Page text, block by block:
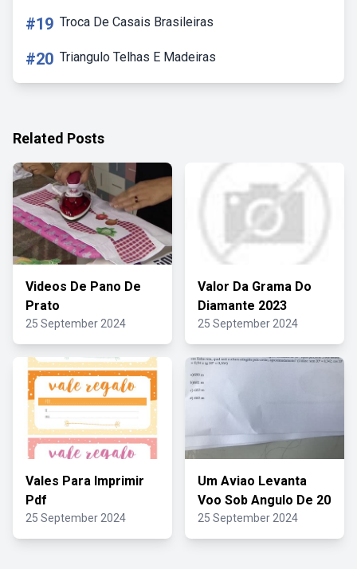
#19 Troca De Casais Brasileiras
#20 Triangulo Telhas E Madeiras
Related Posts
Videos De Pano De
Prato
25 September 2024
Valor Da Grama Do
Diamante 2023
25 September 2024
Vales Para Imprimir
Pdf
25 September 2024
Um Aviao Levanta
Voo Sob Angulo De 20
25 September 2024